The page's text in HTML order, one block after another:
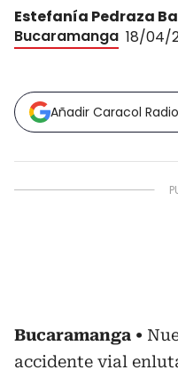
Estefanía Pedraza
Bucaramanga 18/04/
Añadir Caracol
Bucaramanga
accidente vial